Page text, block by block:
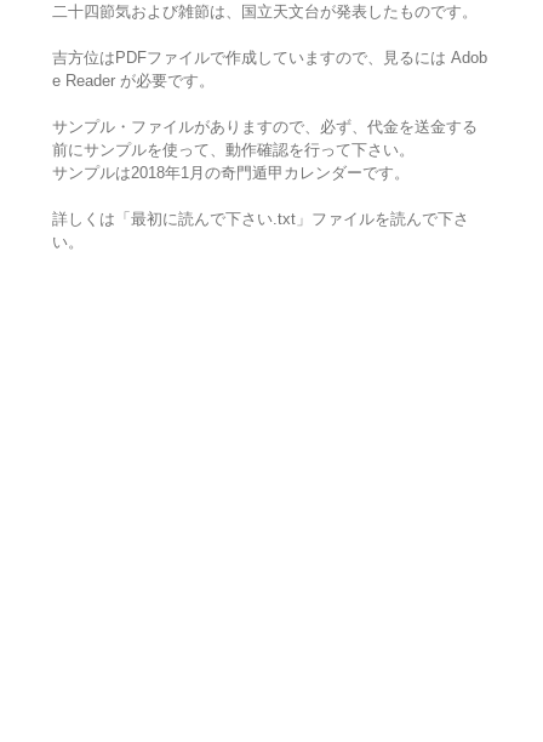
二十四節気および雑節は、国立天文台が発表したものです。
吉方位はPDFファイルで作成していますので、見るには Adob
e Reader が必要です。
サンプル・ファイルがありますので、必ず、代金を送金する
前にサンプルを使って、動作確認を行って下さい。
サンプルは2018年1月の奇門遁甲カレンダーです。
詳しくは「最初に読んで下さい.txt」ファイルを読んで下さ
い。